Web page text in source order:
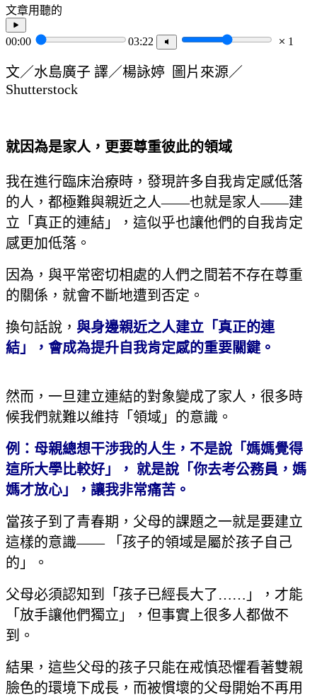
文章用聽的
00:00 03:22 1
文／水島廣子 譯／楊詠婷 圖片來源／
Shutterstock
就因為是家人，更要尊重彼此的領域
我在進行臨床治療時，發現許多自我肯定感低落
的人，都極難與親近之人——也就是家人——建
立「真正的連結」，這似乎也讓他們的自我肯定
感更加低落。
因為，與平常密切相處的人們之間若不存在尊重
的關係，就會不斷地遭到否定。
換句話說， 與身邊親近之人建立「真正的連
結」，會成為提升自我肯定感的重要關鍵。
然而，一旦建立連結的對象變成了家人，很多時
候我們就難以維持「領域」的意識。
例：母親總想干涉我的人生，不是說「媽媽覺得
這所大學比較好」， 就是說「你去考公務員，媽
媽才放心」，讓我非常痛苦。
當孩子到了青春期，父母的課題之一就是要建立
這樣的意識—— 「孩子的領域是屬於孩子自己
的」。
父母必須認知到「孩子已經長大了……」，才能
「放手讓他們獨立」，但事實上很多人都做不
到。
結果，這些父母的孩子只能在戒慎恐懼看著雙親
臉色的環境下成長，而被慣壞的父母開始不再用